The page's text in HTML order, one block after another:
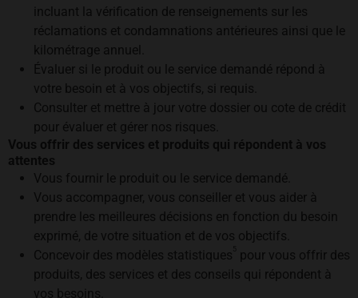
incluant la vérification de renseignements sur les
réclamations et condamnations antérieures ainsi que le
kilométrage annuel.
Évaluer si le produit ou le service demandé répond à
votre besoin et à vos objectifs, si requis.
Consulter et mettre à jour votre dossier ou cote de crédit
pour évaluer et gérer nos risques.
Vous offrir des services et produits qui répondent à vos
attentes
Vous fournir le produit ou le service demandé.
Vous accompagner, vous conseiller et vous aider à
prendre les meilleures décisions en fonction du besoin
exprimé, de votre situation et de vos objectifs.
Concevoir des modèles statistiques pour vous offrir des
produits, des services et des conseils qui répondent à
vos besoins.